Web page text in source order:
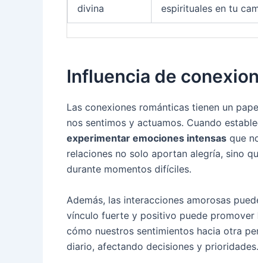
divina
espirituales en tu
Influencia de
Las conexiones románticas tienen un
nos sentimos y actuamos. Cuando
experimentar emociones intensas que
relaciones no solo aportan alegría, sino
durante momentos difíciles.
Además, las interacciones amorosas
vínculo fuerte y positivo puede promover
cómo nuestros sentimientos hacia otra
diario, afectando decisiones y prioridades.